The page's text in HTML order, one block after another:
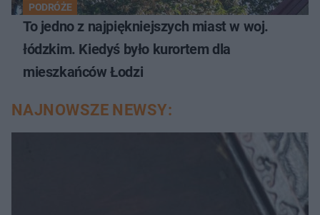
PODRÓŻE
To jedno z najpiękniejszych miast w woj.
łódzkim. Kiedyś było kurortem dla
mieszkańców Łodzi
NAJNOWSZE NEWSY: